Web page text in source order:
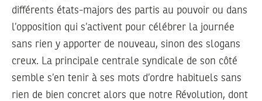
différents états-majors des partis au pouvoir ou dans
l’opposition qui s’activent pour célébrer la journée
sans rien y apporter de nouveau, sinon des slogans
creux. La principale centrale syndicale de son côté
semble s’en tenir à ses mots d’ordre habituels sans
rien de bien concret alors que notre Révolution, dont